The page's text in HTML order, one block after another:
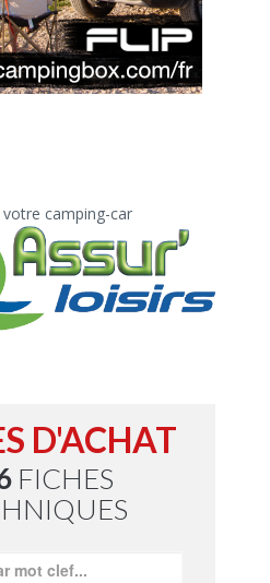
votre camping-car
D'ACHAT
FICHES